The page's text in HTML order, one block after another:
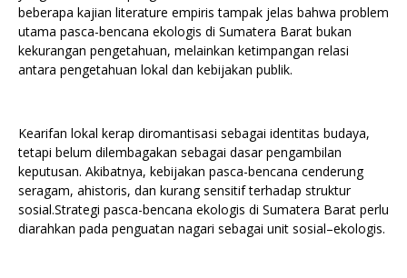
beberapa kajian literature empiris tampak jelas bahwa problem
utama pasca-bencana ekologis di Sumatera Barat bukan
kekurangan pengetahuan, melainkan ketimpangan relasi
antara pengetahuan lokal dan kebijakan publik.
Kearifan lokal kerap diromantisasi sebagai identitas budaya,
tetapi belum dilembagakan sebagai dasar pengambilan
keputusan. Akibatnya, kebijakan pasca-bencana cenderung
seragam, ahistoris, dan kurang sensitif terhadap struktur
sosial.Strategi pasca-bencana ekologis di Sumatera Barat perlu
diarahkan pada penguatan nagari sebagai unit sosial–ekologis.